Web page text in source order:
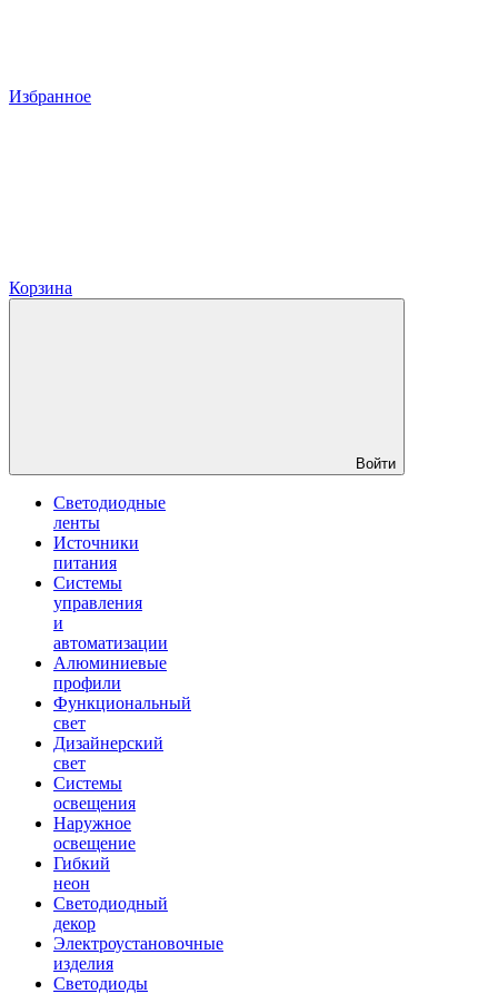
Избранное
Корзина
Войти
Светодиодные
ленты
Источники
питания
Системы
управления
и
автоматизации
Алюминиевые
профили
Функциональный
свет
Дизайнерский
свет
Системы
освещения
Наружное
освещение
Гибкий
неон
Светодиодный
декор
Электроустановочные
изделия
Светодиоды